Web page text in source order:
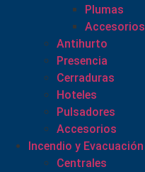
Plumas
Accesorios
Antihurto
Presencia
Cerraduras
Hoteles
Pulsadores
Accesorios
Incendio y Evacuación
Centrales